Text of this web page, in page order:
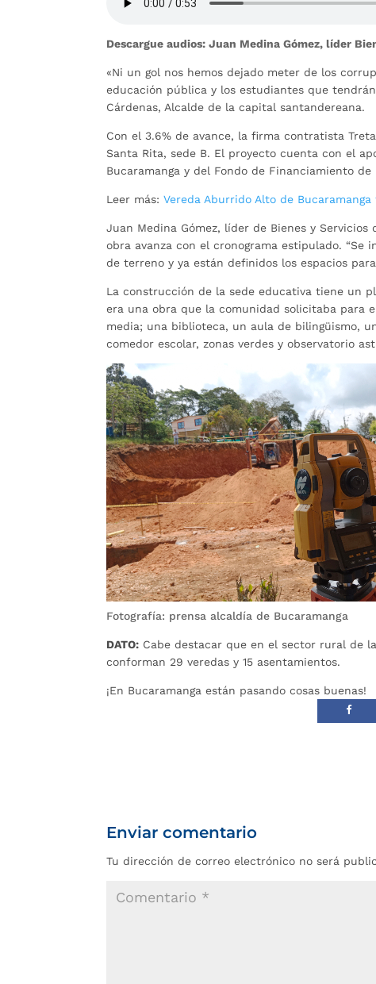
Descargue audios: Juan Medina Gómez, líder
«Ni un gol nos hemos dejado meter de los
educación pública y los estudiantes que
Cárdenas, Alcalde de la capital santandereana.
Con el 3.6% de avance, la firma contratista
Santa Rita, sede B. El proyecto cuenta con el
Bucaramanga y del Fondo de Financiamiento
Leer más:Vereda Aburrido Alto de
Juan Medina Gómez, líder de Bienes y
obra avanza con el cronograma estipulado.
de terreno y ya están definidos los espacios
La construcción de la sede educativa tiene un
era una obra que la comunidad solicitaba para
media; una biblioteca, un aula de bilingüismo,
comedor escolar, zonas verdes y observatorio
Fotografía: prensa alcaldía de Bucaramanga
DATO: Cabe destacar que en el sector rural de
conforman 29 veredas y 15 asentamientos.
¡En Bucaramanga están pasando cosas buenas!
Enviar comentario
Tu dirección de correo electrónico no será